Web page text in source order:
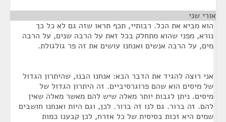
אורי שני
הוא מביא את הכל. רבותיי, תכף תראו שזה גם לא כל כך
נורא, מפני שהוא מתחלק בכל זאת על הרבה שנים, על הרבה
מים, על הרבה אנשים ואנחנו עושים את זה פר גולגולת.
אני רוצה להגיד את הדבר הבא: אנחנו הבנו, שהיתרון הגדול
של מיסים הוא שהם פרוגרסיביים. זה היתרון הגדול של
מיסים. ניתן לגבות יותר מאלה שיש להם מאשר מאלה שאין
להם. זה ברור. גם לנו זה ברור. לכן, וגם היות ואנחנו חושבים
שמים היא זכות בסיסית של כל אזרח, לכן קבענו כמות